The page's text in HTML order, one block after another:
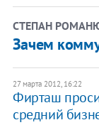
СТЕПАН
Зачем
27 марта 2012, 16:22
Фирташ
средний